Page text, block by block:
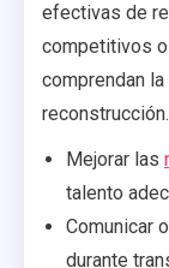
efectivas de
competitivos
comprendan
reconstrucción.
Mejorar las
talento
Comunicar
durante